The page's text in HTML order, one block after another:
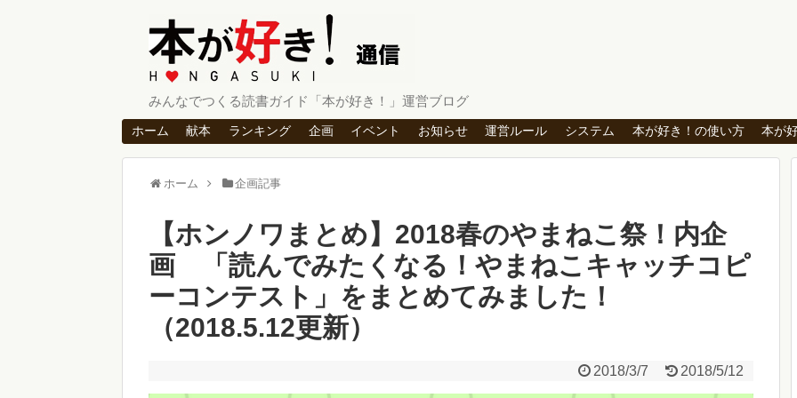
みんなでつくる読書ガイド「本が好き！」運営ブログ
ホーム 献本 ランキング 企画 イベント お知らせ 運営ルール システム 本が好き！の使い方 本が
ホーム 企画記事
【ホンノワまとめ】2018春のやまねこ祭！内企
画 「読んでみたくなる！やまねこキャッチコピ
ーコンテスト」をまとめてみました！
（2018.5.12更新）
2018/3/7 2018/5/12